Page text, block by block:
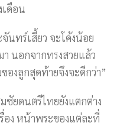
ดือน
นทร์เสี้ยว จะโค้งน้อย
นอกจากทรงสวยแล้ว
องลูกสุดท้ายจึงจะดีกว่า”
ชัยดนตรีไทยยังแตกต่าง
ง หน้าพระของแต่ละที่